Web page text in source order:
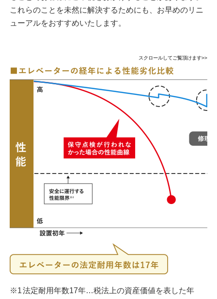
これらのことを未然に解決するためにも、お早めのリニ
ューアルをおすすめいたします。
スクロールしてご覧頂けます>>
法定耐用年数17年…税法上の資産価値を表した年